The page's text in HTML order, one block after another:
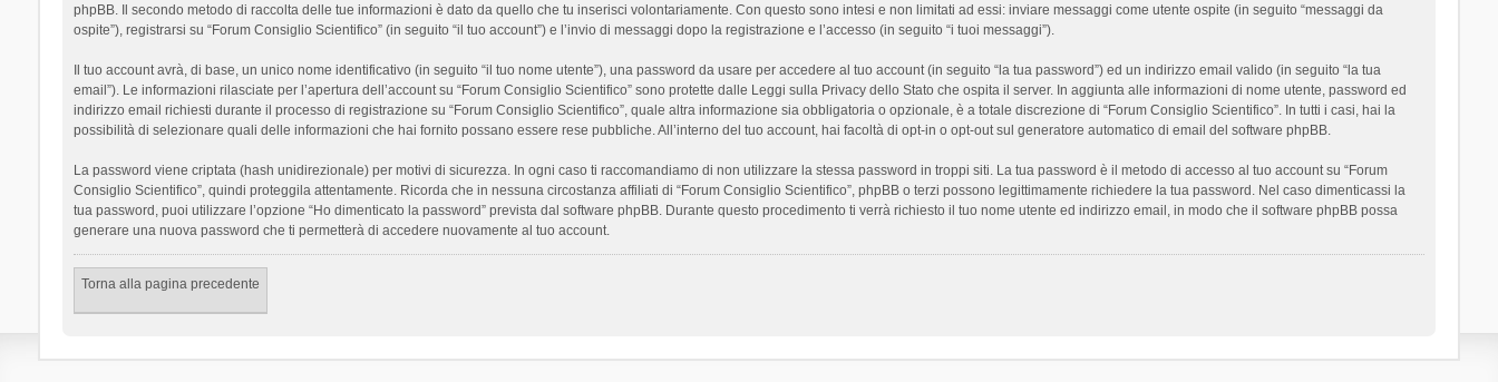
phpBB. Il secondo metodo di raccolta delle tue informazioni è dato da quello che tu inserisci volontariamente. Con questo sono intesi e non limitati ad essi: inviare messaggi come utente ospite (in seguito “messaggi da
ospite”), registrarsi su “Forum Consiglio Scientifico” (in seguito “il tuo account”) e l’invio di messaggi dopo la registrazione e l’accesso (in seguito “i tuoi messaggi”).
Il tuo account avrà, di base, un unico nome identificativo (in seguito “il tuo nome utente”), una password da usare per accedere al tuo account (in seguito “la tua password”) ed un indirizzo email valido (in seguito “la tua
email”). Le informazioni rilasciate per l’apertura dell’account su “Forum Consiglio Scientifico” sono protette dalle Leggi sulla Privacy dello Stato che ospita il server. In aggiunta alle informazioni di nome utente, password ed
indirizzo email richiesti durante il processo di registrazione su “Forum Consiglio Scientifico”, quale altra informazione sia obbligatoria o opzionale, è a totale discrezione di “Forum Consiglio Scientifico”. In tutti i casi, hai la
possibilità di selezionare quali delle informazioni che hai fornito possano essere rese pubbliche. All’interno del tuo account, hai facoltà di opt-in o opt-out sul generatore automatico di email del software phpBB.
La password viene criptata (hash unidirezionale) per motivi di sicurezza. In ogni caso ti raccomandiamo di non utilizzare la stessa password in troppi siti. La tua password è il metodo di accesso al tuo account su “Forum
Consiglio Scientifico”, quindi proteggila attentamente. Ricorda che in nessuna circostanza affiliati di “Forum Consiglio Scientifico”, phpBB o terzi possono legittimamente richiedere la tua password. Nel caso dimenticassi la
tua password, puoi utilizzare l’opzione “Ho dimenticato la password” prevista dal software phpBB. Durante questo procedimento ti verrà richiesto il tuo nome utente ed indirizzo email, in modo che il software phpBB possa
generare una nuova password che ti permetterà di accedere nuovamente al tuo account.
Torna alla pagina precedente